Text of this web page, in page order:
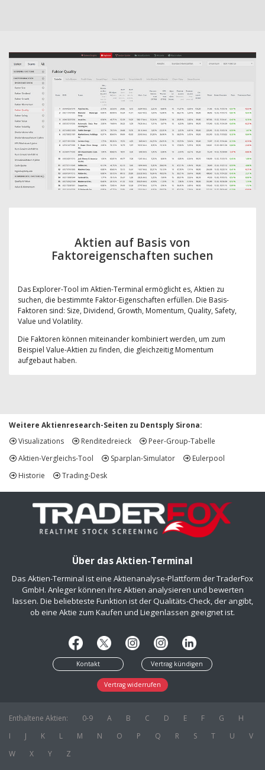
Aktien auf Basis von
Faktoreigenschaften suchen
Das Explorer-Tool im Aktien-Terminal ermöglicht es, Aktien zu
suchen, die bestimmte Faktor-Eigenschaften erfüllen. Die Basis-
Faktoren sind: Size, Dividend, Growth, Momentum, Quality, Safety,
Value und Volatility.
Die Faktoren können miteinander kombiniert werden, um zum
Beispiel Value-Aktien zu finden, die gleichzeitig Momentum
aufgebaut haben.
Weitere Aktienresearch-Seiten zu Dentsply Sirona:
Visualizations
Renditedreieck
Peer-Group-Tabelle
Aktien-Vergleichs-Tool
Sparplan-Simulator
Eulerpool
Historie
Trading-Desk
Über das Aktien-Terminal
Das Aktien-Terminal ist eine Aktienanalyse-Plattform der TraderFox
GmbH. Anleger können ihre Aktien analysieren und bewerten
lassen. Die beliebteste Funktion ist der Qualitäts-Check, der angibt,
ob eine Aktie zum Kaufen und Liegenlassen geeignet ist.
Kontakt Vertrag kündigen
Vertrag widerrufen
Enthaltene Aktien: 0-9 A B C D E F G
H
I
J K L M N O P Q R S T U
V
W
X Y Z